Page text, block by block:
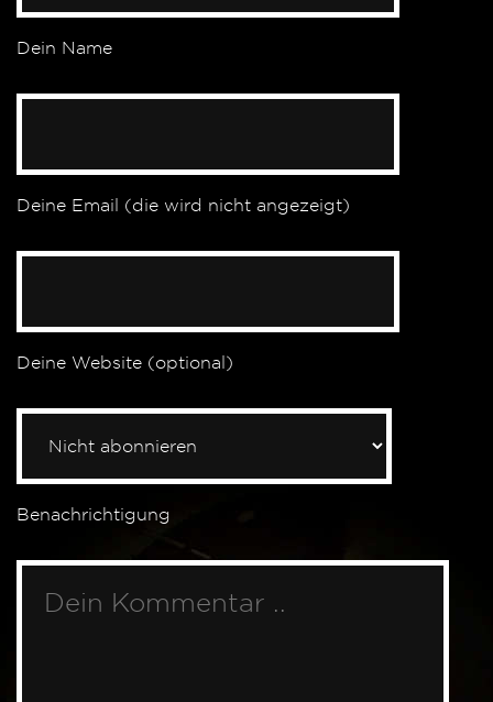
Dein Name
Deine Email (die wird nicht angezeigt)
Deine Website (optional)
Benachrichtigung